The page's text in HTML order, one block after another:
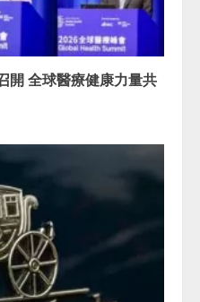
開 全球醫療健康力量共